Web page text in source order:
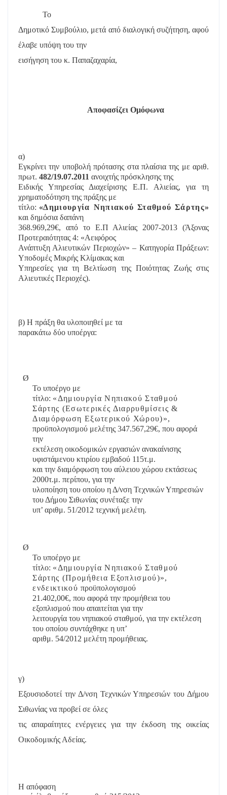
Το
Δημοτικό Συμβούλιο, μετά από διαλογική συζήτηση, αφού
έλαβε υπόψη του την
εισήγηση του κ. Παπαζαχαρία,
Αποφασίζει Ομόφωνα
α)
Εγκρίνει την υποβολή πρότασης στα πλαίσια της με αριθ.
πρωτ. 482/19.07.2011 ανοιχτής πρόσκλησης της
Ειδικής Υπηρεσίας Διαχείρισης Ε.Π. Αλιείας, για τη
χρηματοδότηση της πράξης με
τίτλο: «Δημιουργία Νηπιακού Σταθμού Σάρτης»
και δημόσια δαπάνη
368.969,29€, από το Ε.Π Αλιείας 2007-2013 (Άξονας
Προτεραιότητας 4: «Αειφόρος
Ανάπτυξη Αλιευτικών Περιοχών» – Κατηγορία Πράξεων:
Υποδομές Μικρής Κλίμακας και
Υπηρεσίες για τη Βελτίωση της Ποιότητας Ζωής στις
Αλιευτικές Περιοχές).
β) Η πράξη θα υλοποιηθεί με τα
παρακάτω δύο υποέργα:
Ø
Το υποέργο με
τίτλο: «Δημιουργία Νηπιακού Σταθμού
Σάρτης (Εσωτερικές Διαρρυθμίσεις &
Διαμόρφωση Εξωτερικού Χώρου)»,
προϋπολογισμού μελέτης 347.567,29€, που αφορά
την
εκτέλεση οικοδομικών εργασιών ανακαίνισης
υφιστάμενου κτιρίου εμβαδού 115τ.μ.
και την διαμόρφωση του αύλειου χώρου εκτάσεως
2000τ.μ. περίπου, για την
υλοποίηση του οποίου η Δ/νση Τεχνικών Υπηρεσιών
του Δήμου Σιθωνίας συνέταξε την
υπ’ αριθμ. 51/2012 τεχνική μελέτη.
Ø
Το υποέργο με
τίτλο: «Δημιουργία Νηπιακού Σταθμού
Σάρτης (Προμήθεια Εξοπλισμού)»,
ενδεικτικούπροϋπολογισμού
21.402,00€, που αφορά την προμήθεια του
εξοπλισμού που απαιτείται για την
λειτουργία του νηπιακού σταθμού, για την εκτέλεση
του οποίου συντάχθηκε η υπ’
αριθμ. 54/2012 μελέτη προμήθειας.
γ)
Εξουσιοδοτεί την Δ/νση Τεχνικών Υπηρεσιών του Δήμου
Σιθωνίας να προβεί σε όλες
τις απαραίτητες ενέργειες για την έκδοση της οικείας
Οικοδομικής Αδείας.
Η απόφαση